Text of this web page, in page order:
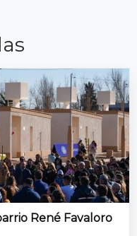
René Favaloro